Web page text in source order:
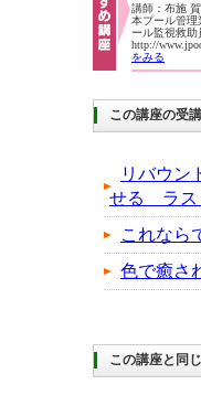
講師：布施
本プール管理
ール監視救
http://
をみる
この講座の受
リバウン
せる ラス
これなら
色で癒さ
この講座と同